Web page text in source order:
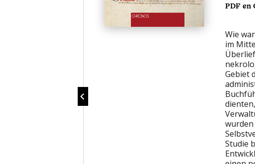
PDF en
Wie
im
Gebiet
wurden
Studie